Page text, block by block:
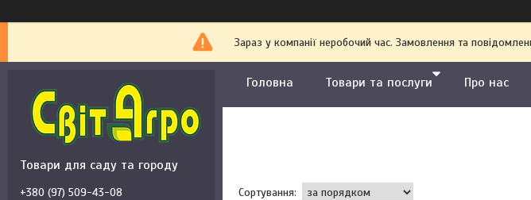
Зараз у компанії неробочий час. Замовлення та
Головна Товари та послуги Про нас
Товари для саду та городу
+380 (97) 509-43-08